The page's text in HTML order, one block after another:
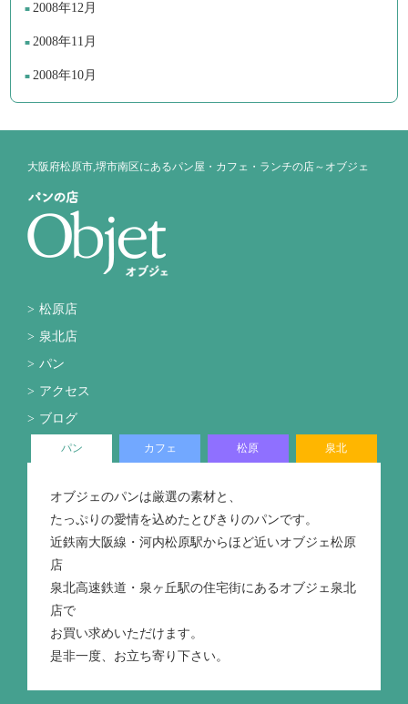
2008年12月
2008年11月
2008年10月
大阪府松原市,堺市南区にあるパン屋・カフェ・ランチの店～オブジェ
松原店
泉北店
パン
アクセス
ブログ
パン カフェ 松原 泉北
オブジェのパンは厳選の素材と、
たっぷりの愛情を込めたとびきりのパンです。
近鉄南大阪線・河内松原駅からほど近いオブジェ松原
店
泉北高速鉄道・泉ヶ丘駅の住宅街にあるオブジェ泉北
店で
お買い求めいただけます。
是非一度、お立ち寄り下さい。